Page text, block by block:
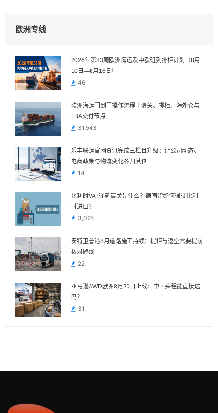
欧洲专线
2026年第33周欧洲海运及中欧班列排柜计划（8月
10日—8月16日）
46
欧洲海运门到门操作流程｜清关、提柜、海外仓与
FBA交付节点
31,543
乐丰联运官网资讯完成三栏目升级：让公司动态、
电商政策与物流变化各归其位
14
比利时VAT递延清关是什么？德国货如何通过比利
时进口？
3,025
安特卫普港8月道路施工持续：提柜与返空需要提前
核对路线
22
亚马逊AWD欧洲8月20日上线：中国头程能直接送
吗？
31